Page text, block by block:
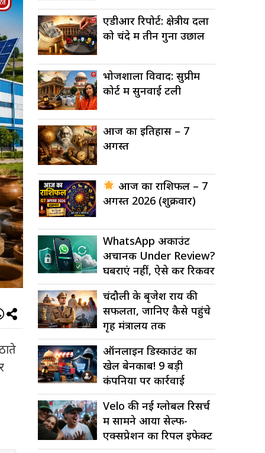
एडीआर रिपोर्ट: क्षेत्रीय दलों
को चंदे में तीन गुना उछाल
भोजशाला विवाद: सुप्रीम
कोर्ट में सुनवाई टली
आज का इतिहास – 7
अगस्त
आज का राशिफल – 7
अगस्त 2026 (शुक्रवार)
WhatsApp अकाउंट
अचानक Under Review?
घबराएं नहीं, ऐसे करें रिकवर
चंदौली के बृजेश राय की
सफलता, जानिए कैसे पहुंचे
गृह मंत्रालय तक
ऑनलाइन डिस्काउंट का
खेल बेनकाब! 9 बड़ी
कंपनियों पर कार्रवाई
Velo की नई ग्लोबल रिसर्च
में सामने आया सेल्फ-
एक्सप्रेशन का रिपल इफेक्ट